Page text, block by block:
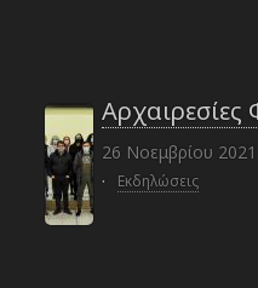
26 Νοεμβρίου
· Εκδηλώσεις